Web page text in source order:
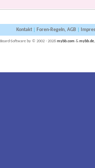
Kontakt| Foren-Regeln, AGB|
Board-Software by © 2002 - 2026 mybb.com & mybb.de